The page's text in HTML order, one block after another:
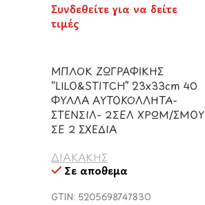
Συνδεθείτε για να δείτε
τιμές
ΜΠΛΟΚ ΖΩΓΡΑΦΙΚΗΣ
“LILO&STITCH” 23x33cm 40
ΦΥΛΛΑ ΑΥΤΟΚΟΛΛΗΤΑ-
ΣΤΕΝΣΙΛ- 2ΣΕΛ ΧΡΩΜ/ΣΜΟΥ
ΣΕ 2 ΣΧΕΔΙΑ
ΔΙΑΚΑΚΗΣ
Σε απόθεμα
GTIN: 5205698747830